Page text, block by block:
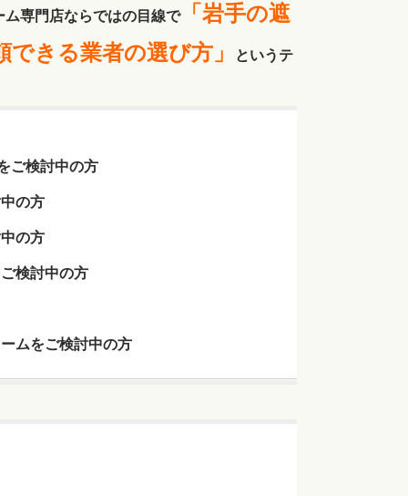
専門店ならではの目線で「岩手の遮
きる業者の選び方」
というテ
ご検討中の方
の方
の方
検討中の方
ムをご検討中の方